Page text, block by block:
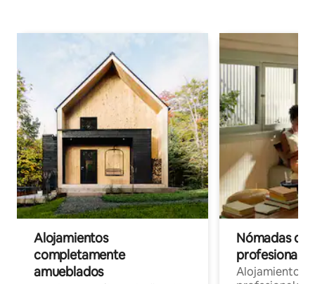
Alojamientos
completamente
amueblados
Nómadas
Alojamientos